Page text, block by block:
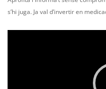
s’hi juga. Ja val d’invertir en